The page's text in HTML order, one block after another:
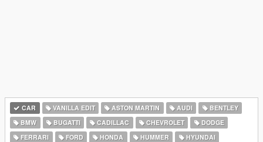
CAR VANILLA EDIT ASTON MARTIN AUDI
BENTLEY
BMW
BUGATTI CADILLAC CHEVROLET
DODGE
FERRARI
FORD HONDA HUMMER
HYUNDAI